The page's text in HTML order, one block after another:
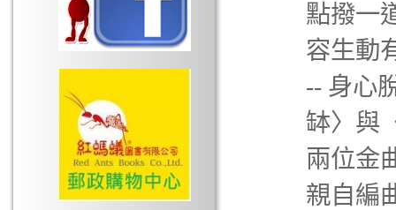
點撥一
容生動
-- 身心
缽〉與
兩位金
親自編